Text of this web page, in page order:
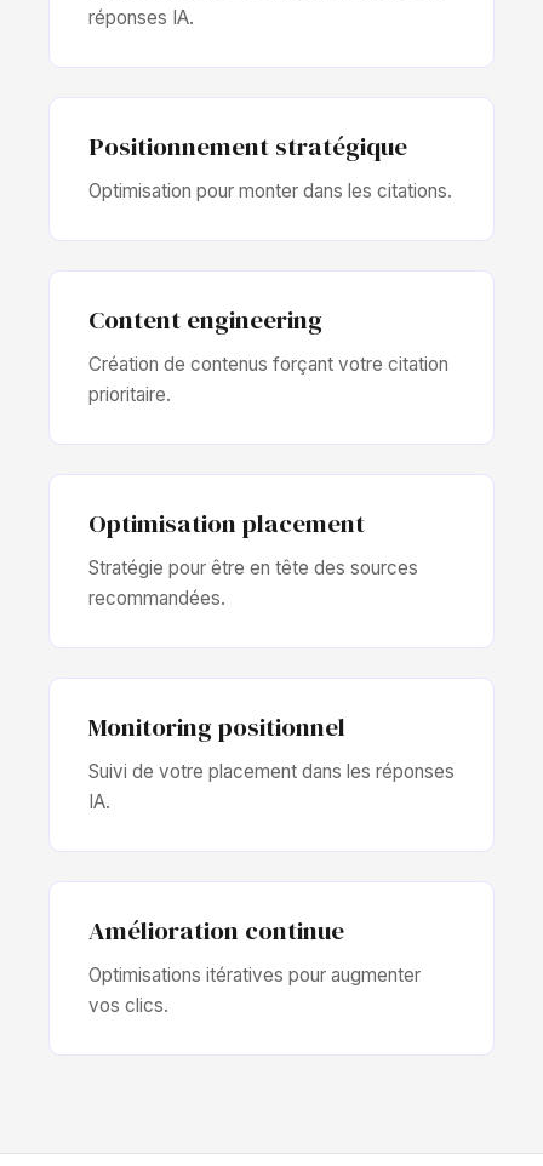
réponses IA.
Positionnement stratégique
Optimisation pour monter dans les citations.
Content engineering
Création de contenus forçant votre citation
prioritaire.
Optimisation placement
Stratégie pour être en tête des sources
recommandées.
Monitoring positionnel
Suivi de votre placement dans les réponses
IA.
Amélioration continue
Optimisations itératives pour augmenter
vos clics.